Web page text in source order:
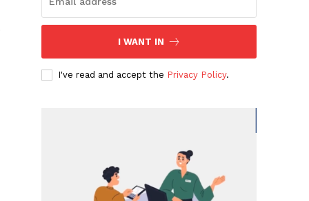
I WANT IN
I've read and accept the Privacy Policy.